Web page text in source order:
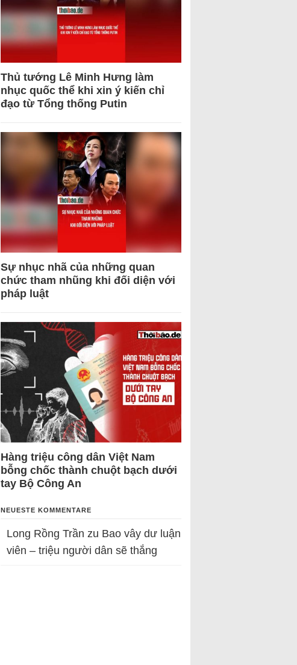
Thủ tướng Lê Minh Hưng làm
nhục quốc thể khi xin ý kiến chỉ
đạo từ Tổng thống Putin
Sự nhục nhã của những quan
chức tham nhũng khi đối diện với
pháp luật
Hàng triệu công dân Việt Nam
bỗng chốc thành chuột bạch dưới
tay Bộ Công An
NEUESTE KOMMENTARE
Long Rồng Trần zu Bao vây dư luận
viên – triệu người dân sẽ thắng